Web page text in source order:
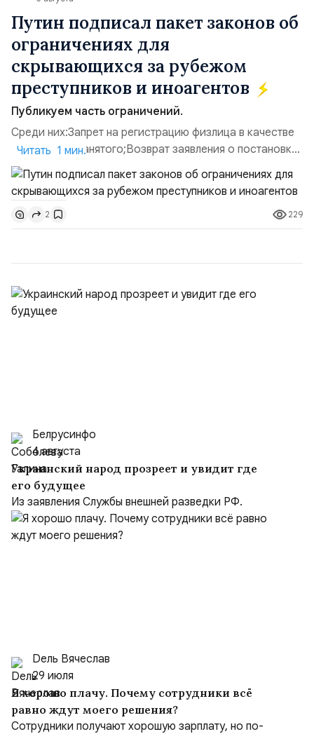
Путин подписал пакет законов об
ограничениях для
скрывающихся за рубежом
преступников и иноагентов
Публикуем часть ограничений.
Среди них:Запрет на регистрацию физлица в качестве
ИП или самозанятого;Возврат заявления о постановке
недвижимости на кадастровый учет;Ограничение
водительских прав;Запрет регистрации транспортных
средств и на заключение сделок по
доверенности;Отказ в заключении кредитного
договора, предоставлении государственных и
Читать 1 мин.
2 229
Белрусинфо
4 августа
Украинский народ прозреет и увидит где
его будущее
Из заявления Службы внешней разведки РФ.
Dель Вячеслав
29 июля
Я хорошо плачу. Почему сотрудники всё
равно ждут моего решения?
Сотрудники получают хорошую зарплату, но по-